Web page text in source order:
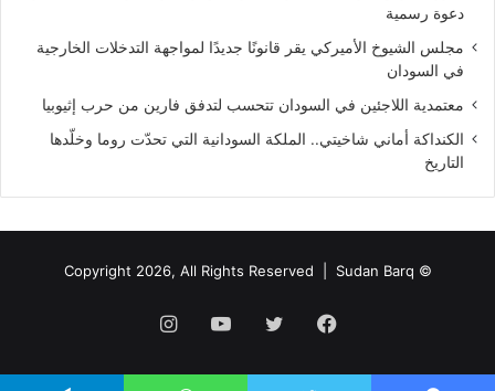
دعوة رسمية
مجلس الشيوخ الأميركي يقر قانونًا جديدًا لمواجهة التدخلات الخارجية
في السودان
معتمدية اللاجئين في السودان تتحسب لتدفق فارين من حرب إثيوبيا
الكنداكة أماني شاخيتي.. الملكة السودانية التي تحدّت روما وخلّدها
التاريخ
© Copyright 2026, All Rights Reserved |
Sudan Barq
فيسبوك تويتر يوتيوبانستقرام